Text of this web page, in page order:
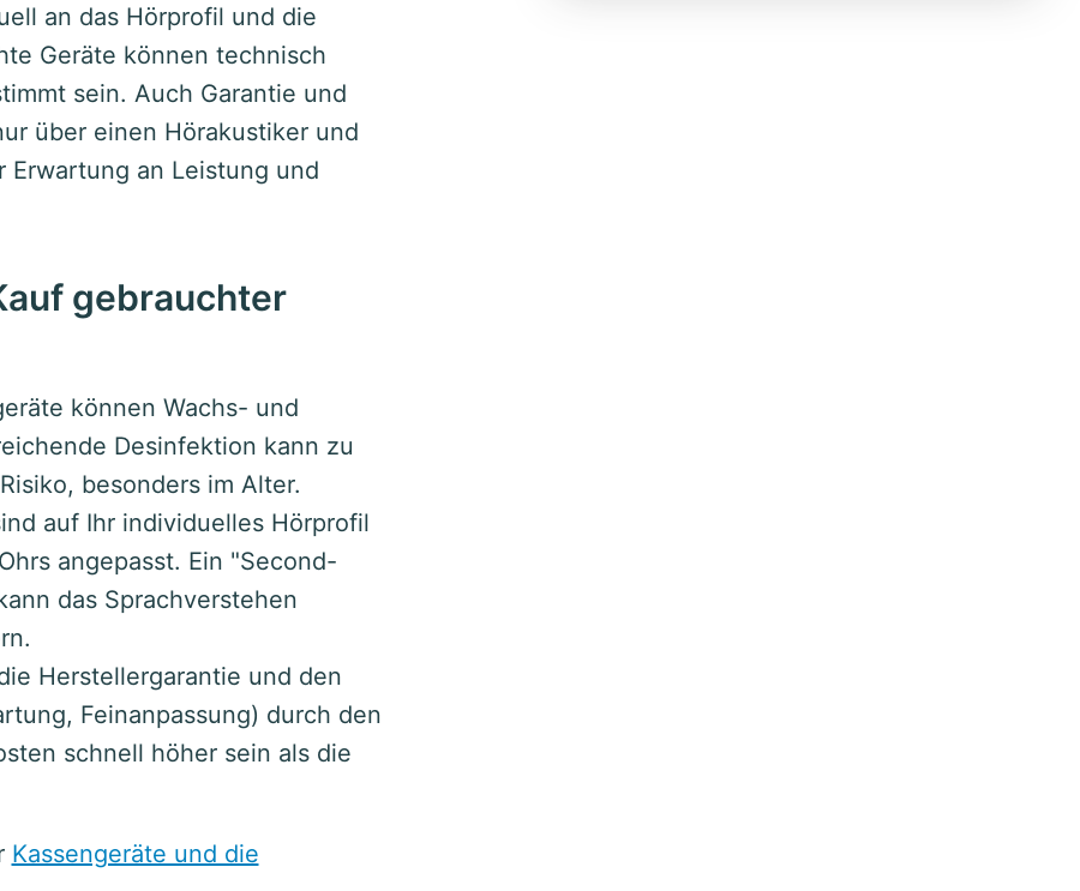
an das Hörprofil und die
Geräte können technisch
sein. Auch Garantie und
über einen Hörakustiker und
Erwartung an Leistung und
gebrauchter
können Wachs- und
Desinfektion kann zu
besonders im Alter.
auf Ihr individuelles Hörprofil
angepasst. Ein "Second-
das Sprachverstehen
Herstellergarantie und den
Feinanpassung) durch den
schnell höher sein als die
Kassengeräte und die